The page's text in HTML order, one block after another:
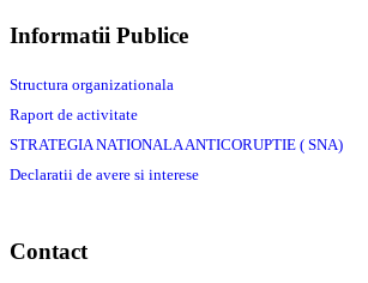
Informatii Publice
Structura organizationala
Raport de activitate
STRATEGIA NATIONALA ANTICORUPTIE ( SNA)
Declaratii de avere si interese
Contact